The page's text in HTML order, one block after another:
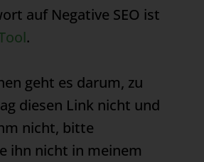
auf Negative SEO ist
.
geht es darum, zu
diesen Link nicht und
nicht, bitte
ihn nicht in meinem